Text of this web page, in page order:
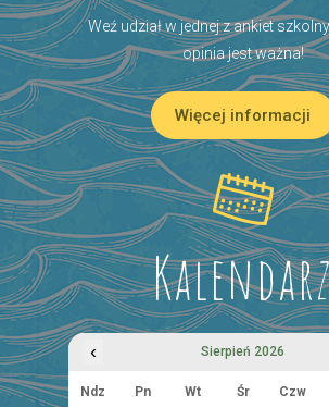
Weź udział w jednej z ankiet
opinia jest ważna!
Więcej informacji
‹ Sierpień 2026
Ndz Pn Wt Śr Czw